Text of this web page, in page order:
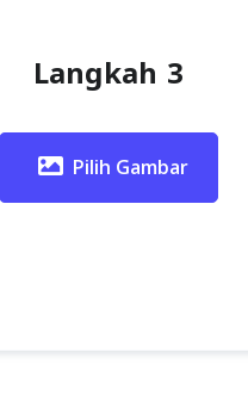
Langkah 3
Pilih Gambar